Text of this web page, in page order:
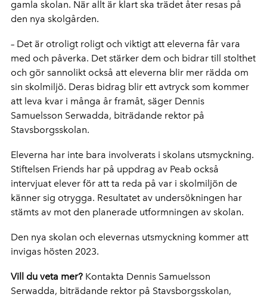
gamla skolan. När allt är klart ska trädet åter resas på
den nya skolgården.
– Det är otroligt roligt och viktigt att eleverna får vara
med och påverka. Det stärker dem och bidrar till stolthet
och gör sannolikt också att eleverna blir mer rädda om
sin skolmiljö. Deras bidrag blir ett avtryck som kommer
att leva kvar i många år framåt, säger Dennis
Samuelsson Serwadda, biträdande rektor på
Stavsborgsskolan.
Eleverna har inte bara involverats i skolans utsmyckning.
Stiftelsen Friends har på uppdrag av Peab också
intervjuat elever för att ta reda på var i skolmiljön de
känner sig otrygga. Resultatet av undersökningen har
stämts av mot den planerade utformningen av skolan.
Den nya skolan och elevernas utsmyckning kommer att
invigas hösten 2023.
Vill du veta mer? Kontakta Dennis Samuelsson
Serwadda, biträdande rektor på Stavsborgsskolan,